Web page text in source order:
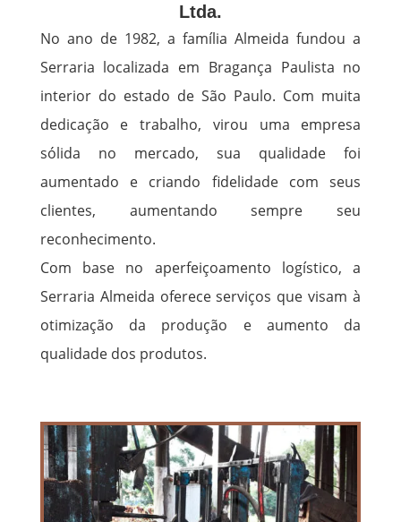
Ltda.
No ano de 1982, a família Almeida fundou a
Serraria localizada em Bragança Paulista no
interior do estado de São Paulo. Com muita
dedicação e trabalho, virou uma empresa
sólida no mercado, sua qualidade foi
aumentado e criando fidelidade com seus
clientes, aumentando sempre seu
reconhecimento.
Com base no aperfeiçoamento logístico, a
Serraria Almeida oferece serviços que visam à
otimização da produção e aumento da
qualidade dos produtos.